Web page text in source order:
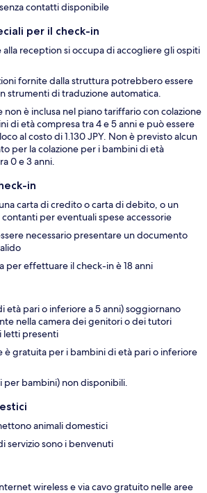
contatti disponibile
per il check-in
alla reception si occupa di accogliere gli ospiti
fornite dalla struttura potrebbero essere
strumenti di traduzione automatica.
non è inclusa nel piano tariffario con colazione
di età compresa tra 4 e 5 anni e può essere
al costo di 1.130 JPY. Non è previsto alcun
per la colazione per i bambini di età
0 e 3 anni.
in
carta di credito o carta di debito, o un
per eventuali spese accessorie
necessario presentare un documento
per effettuare il check-in è 18 anni
età pari o inferiore a 5 anni) soggiornano
nella camera dei genitori o dei tutori
letti presenti
è gratuita per i bambini di età pari o inferiore
per bambini) non disponibili.
animali domestici
servizio sono i benvenuti
wireless e via cavo gratuito nelle aree